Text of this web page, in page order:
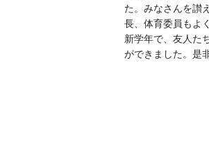
た。みなさんを讃
長、体育委員もよ
新学年で、友人た
ができました。是